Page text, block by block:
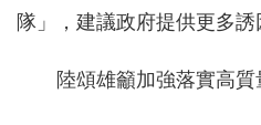
隊」，建議政府提供更多誘
陸頌雄籲加強落實高